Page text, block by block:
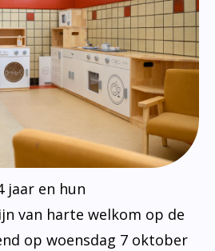
jaar en hun
van harte welkom op de
op woensdag 7 oktober